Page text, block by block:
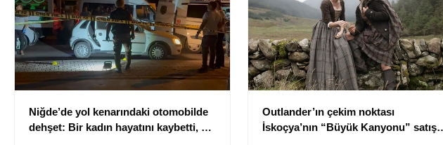
Niğde’de yol kenarındaki otomobilde
dehşet: Bir kadın hayatını kaybetti, bir
Outlander’ın çekim noktası
İskoçya’nın “Büyük Kanyonu” satışa